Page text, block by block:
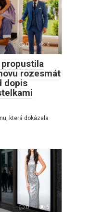
0 4
rozesmát
dopis
která dokázala
0 5